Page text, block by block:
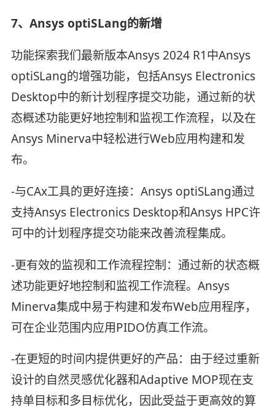
7、Ansys optiSLang的新增
功能探索我们最新版本Ansys 2024 R1中Ansys
optiSLang的增强功能，包括Ansys Electronics
Desktop中的新计划程序提交功能，通过新的状
态概述功能更好地控制和监视工作流程，以及在
Ansys Minerva中轻松进行Web应用构建和发
布。
-与CAx工具的更好连接：Ansys optiSLang通过
支持Ansys Electronics Desktop和Ansys HPC许
可中的计划程序提交功能来改善流程集成。
-更有效的监视和工作流程控制：通过新的状态概
述功能更好地控制和监视工作流程。Ansys
Minerva集成中易于构建和发布Web应用程序，
可在企业范围内应用PIDO仿真工作流。
-在更短的时间内提供更好的产品：由于经过重新
设计的自然灵感优化器和Adaptive MOP现在支
持单目标和多目标优化，因此受益于更高效的算